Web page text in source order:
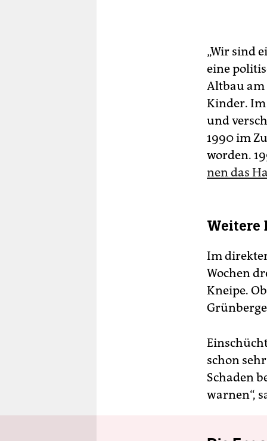
„Wir sind
eine
Altbau am
Kinder. Im
und
1990 im
worden.
nen das
Weitere
Im
Wochen
Kneipe.
schon
Schaden
warnen“,